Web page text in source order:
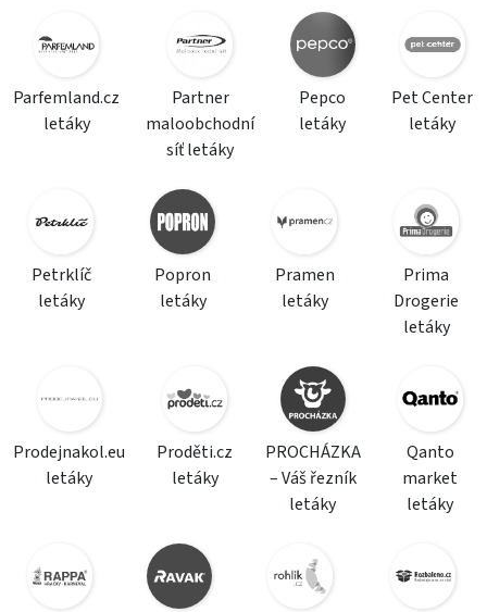
Parfemland.cz
letáky
Partner
maloobchodní
síť letáky
Pepco
letáky
Pet Center
letáky
Petrklíč
letáky
Popron
letáky
Pramen
letáky
Prima
Drogerie
letáky
Prodejnakol.eu
letáky
Proděti.cz
letáky
PROCHÁZKA
– Váš řezník
letáky
Qanto
market
letáky